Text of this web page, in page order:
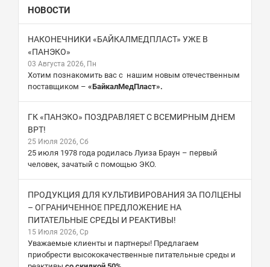
НОВОСТИ
НАКОНЕЧНИКИ «БАЙКАЛМЕДПЛАСТ» УЖЕ В
«ПАНЭКО»
03 Августа 2026, Пн
Хотим познакомить вас с нашим новым отечественным
поставщиком – «БайкалМедПласт».
ГК «ПАНЭКО» ПОЗДРАВЛЯЕТ С ВСЕМИРНЫМ ДНЕМ
ВРТ!
25 Июля 2026, Сб
25 июля 1978 года родилась Луиза Браун – первый
человек, зачатый с помощью ЭКО.
ПРОДУКЦИЯ ДЛЯ КУЛЬТИВИРОВАНИЯ ЗА ПОЛЦЕНЫ
– ОГРАНИЧЕННОЕ ПРЕДЛОЖЕНИЕ НА
ПИТАТЕЛЬНЫЕ СРЕДЫ И РЕАКТИВЫ!
15 Июля 2026, Ср
Уважаемые клиенты и партнеры! Предлагаем
приобрести высококачественные питательные среды и